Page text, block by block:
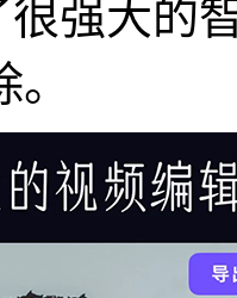
很强大的